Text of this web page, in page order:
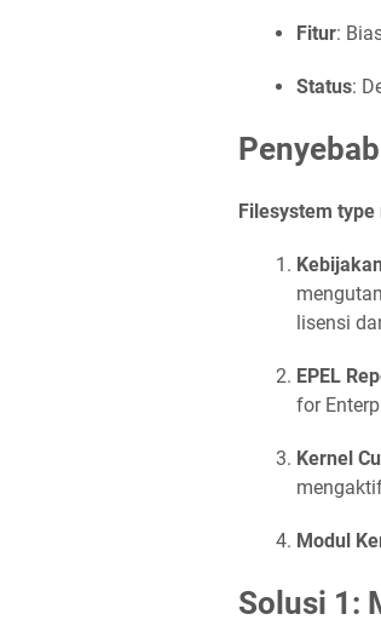
Fitur:
Status:
Filesystem
lisensi
EPEL
for
Kernel
Modul
Solusi 1: